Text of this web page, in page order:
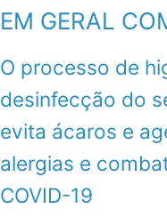
EM GERAL
O processo de
desinfecção do
evita ácaros e
alergias e
COVID-19